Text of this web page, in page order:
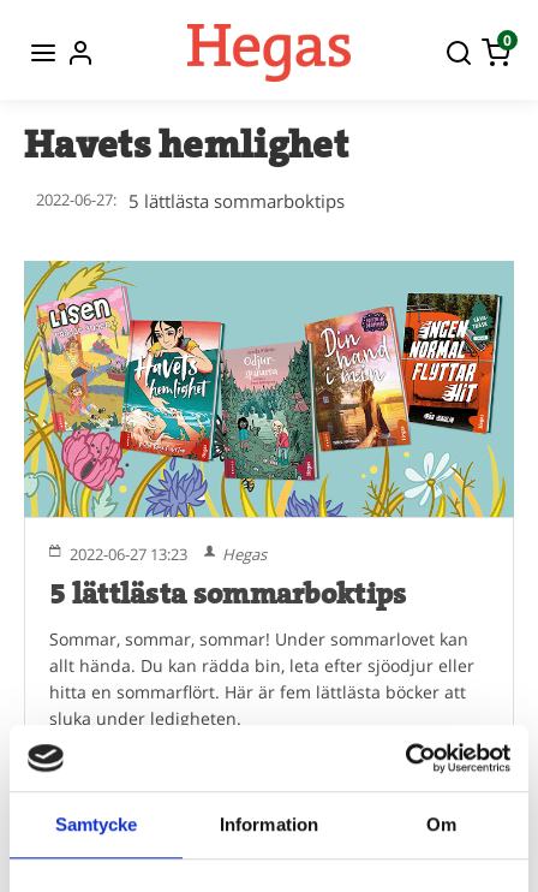
Samtycke Information Om
0
Havets hemlighet
2022-06-27: 5 lättlästa sommarboktips
2022-06-27 13:23 Hegas
5 lättlästa sommarboktips
Sommar, sommar, sommar! Under sommarlovet kan
allt hända. Du kan rädda bin, leta efter sjöodjur eller
hitta en sommarflört. Här är fem lättlästa böcker att
sluka under ledigheten.
Läs mer